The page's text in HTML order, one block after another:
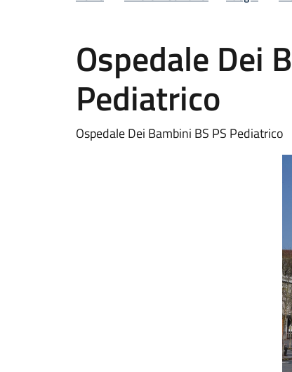
Ospedale Dei
Pediatrico
Ospedale Dei Bambini BS PS Pediatrico